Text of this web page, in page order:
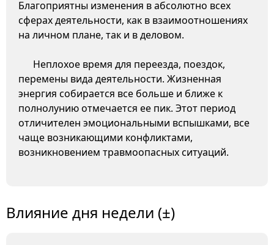
Благоприятны изменения в абсолютно всех
сферах деятельности, как в взаимоотношениях
на личном плане, так и в деловом.
Неплохое время для переезда, поездок,
перемены вида деятельности. Жизненная
энергия собирается все больше и ближе к
полнолунию отмечается ее пик. Этот период
отличителен эмоциональными вспышками, все
чаще возникающими конфликтами,
возникновением травмоопасных ситуаций.
Влияние дня недели (±)